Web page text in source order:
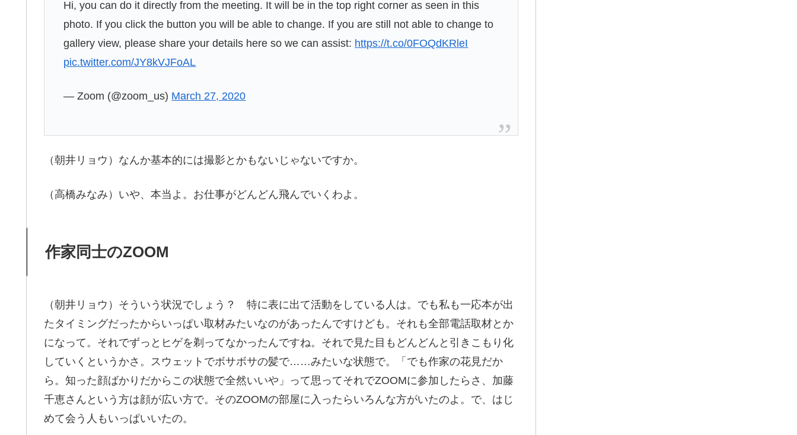
Hi, you can do it directly from the meeting. It will be in the top right corner as seen in this
photo. If you click the button you will be able to change. If you are still not able to change to
gallery view, please share your details here so we can assist: https://t.co/0FOQdKRleI
pic.twitter.com/JY8kVJFoAL
— Zoom (@zoom_us) March 27, 2020
（朝井リョウ）なんか基本的には撮影とかもないじゃないですか。
（高橋みなみ）いや、本当よ。お仕事がどんどん飛んでいくわよ。
作家同士のZOOM
（朝井リョウ）そういう状況でしょう？ 特に表に出て活動をしている人は。でも私も一応本が出
たタイミングだったからいっぱい取材みたいなのがあったんですけども。それも全部電話取材とか
になって。それでずっとヒゲを剃ってなかったんですね。それで見た目もどんどんと引きこもり化
していくというかさ。スウェットでボサボサの髪で……みたいな状態で。「でも作家の花見だか
ら。知った顔ばかりだからこの状態で全然いいや」って思ってそれでZOOMに参加したらさ、加藤
千恵さんという方は顔が広い方で。そのZOOMの部屋に入ったらいろんな方がいたのよ。で、はじ
めて会う人もいっぱいいたの。